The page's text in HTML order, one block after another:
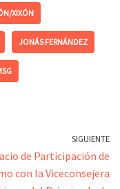
XIXÓN
JONÁS FERNÁNDEZ
SIGUIENTE
de Participación de
con la Viceconsejera